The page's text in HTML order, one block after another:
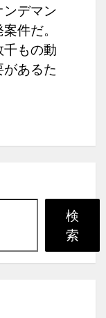
デマン
件だ。
千もの動
あるた
検
索